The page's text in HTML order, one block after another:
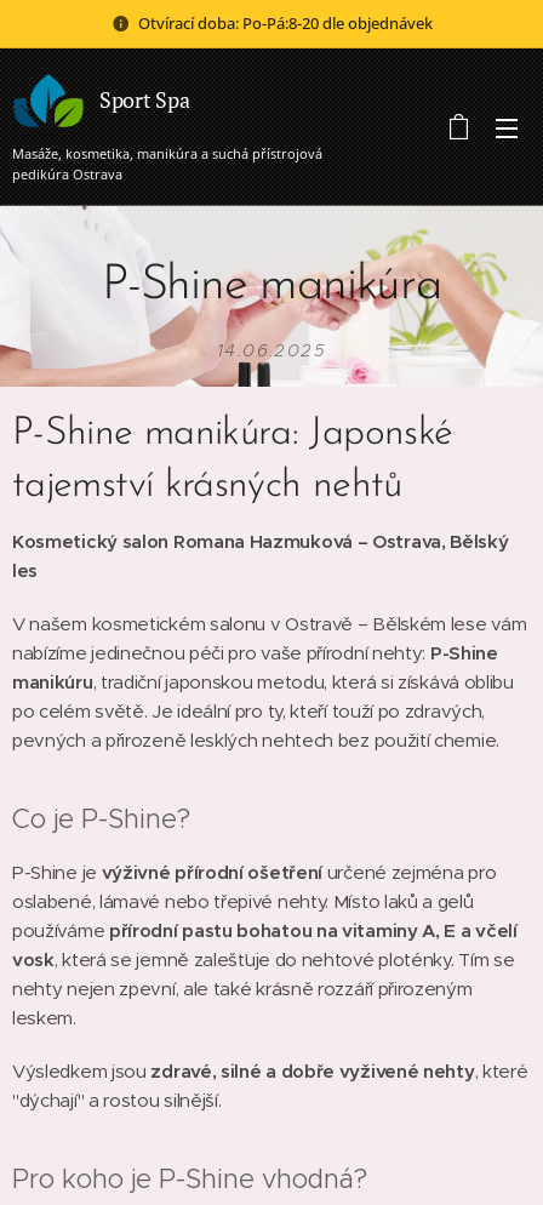
Otvírací doba: Po-Pá:8-20 dle objednávek
Sport Spa
Masáže, kosmetika, manikúra a suchá přístrojová
pedikúra Ostrava
P-Shine manikúra
14.06.2025
P-Shine manikúra: Japonské
tajemství krásných nehtů
Kosmetický salon Romana Hazmuková – Ostrava, Bělský
les
V našem kosmetickém salonu v Ostravě – Bělském lese vám
nabízíme jedinečnou péči pro vaše přírodní nehty: P-Shine
manikúru, tradiční japonskou metodu, která si získává oblibu
po celém světě. Je ideální pro ty, kteří touží po zdravých,
pevných a přirozeně lesklých nehtech bez použití chemie.
Co je P-Shine?
P-Shine je výživné přírodní ošetřeníurčené zejména pro
oslabené, lámavé nebo třepivé nehty. Místo laků a gelů
používáme přírodní pastu bohatou na vitaminy A, E a včelí
vosk, která se jemně zalešťuje do nehtové ploténky. Tím se
nehty nejen zpevní, ale také krásně rozzáří přirozeným
leskem.
Výsledkem jsou zdravé, silné a dobře vyživené nehty, které
"dýchají" a rostou silnější.
Pro koho je P-Shine vhodná?